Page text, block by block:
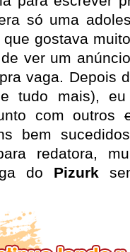
só uma
gostava
ver um
vaga. Depois
tudo mais),
com outros
bem
redatora,
do Pizurk